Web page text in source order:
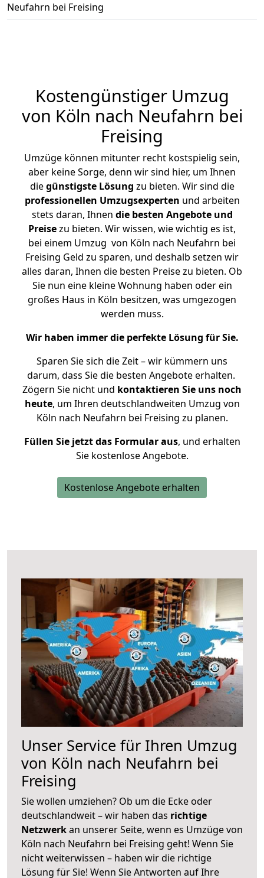
Neufahrn bei Freising
Kostengünstiger Umzug
von Köln nach Neufahrn bei
Freising
Umzüge können mitunter recht kostspielig sein,
aber keine Sorge, denn wir sind hier, um Ihnen
diegünstigste Lösung zu bieten. Wir sind die
professionellen Umzugsexperten und arbeiten
stets daran, Ihnen die besten Angebote und
Preisezu bieten. Wir wissen, wie wichtig es ist,
bei einem Umzug von Köln nach Neufahrn bei
Freising Geld zu sparen, und deshalb setzen wir
alles daran, Ihnen die besten Preise zu bieten. Ob
Sie nun eine kleine Wohnung haben oder ein
großes Haus in Köln besitzen, was umgezogen
werden muss.
Wir haben immer die perfekte Lösung für Sie.
Sparen Sie sich die Zeit – wir kümmern uns
darum, dass Sie die besten Angebote erhalten.
Zögern Sie nicht und kontaktieren Sie uns noch
heute, um Ihren deutschlandweiten Umzug von
Köln nach Neufahrn bei Freising zu planen.
Füllen Sie jetzt das Formular aus, und erhalten
Sie kostenlose Angebote.
Kostenlose Angebote erhalten
Unser Service für Ihren Umzug
von Köln nach Neufahrn bei
Freising
Sie wollen umziehen? Ob um die Ecke oder
deutschlandweit – wir haben das richtige
Netzwerkan unserer Seite, wenn es Umzüge von
Köln nach Neufahrn bei Freising geht! Wenn Sie
nicht weiterwissen – haben wir die richtige
Lösung für Sie! Wenn Sie Antworten auf Ihre